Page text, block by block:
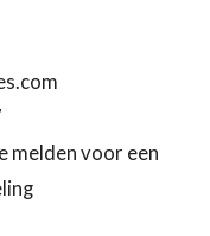
melden voor een